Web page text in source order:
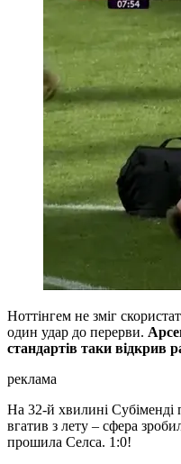
Ноттінгем не зміг
один удар до перерви.
стандартів таки відкрив
реклама
На 32-й хвилині Субіменді
вгатив з лету – сфера
прошила Селса. 1:0!